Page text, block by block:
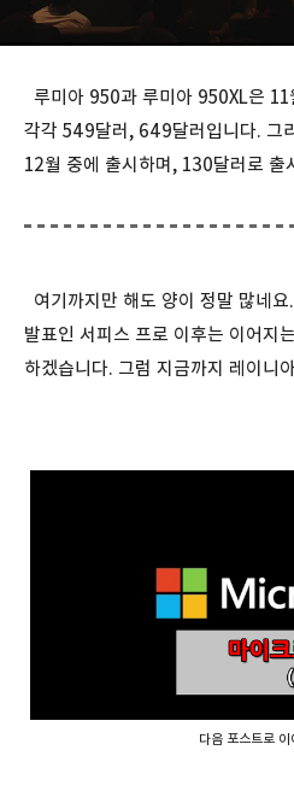
루미아 950과 루미아 950XL은
각각 549달러, 649달러입니다. 그
12월 중에 출시하며, 130달러로 출
여기까지만 해도 양이 정말 많네
발표인 서피스 프로 이후는 이어지
하겠습니다. 그럼 지금까지 레이니
다음 포스트로 이